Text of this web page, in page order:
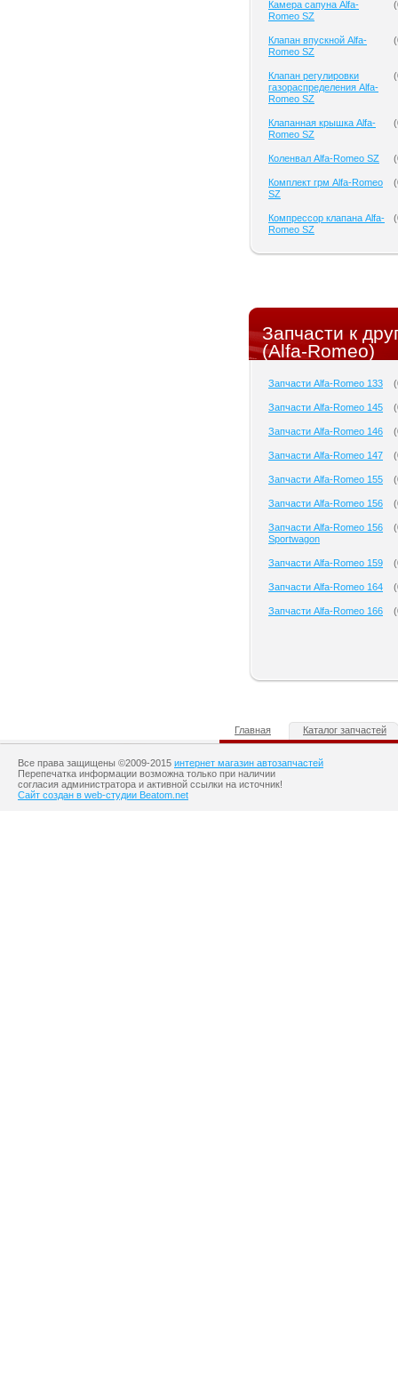
Камера сапуна Alfa-
Romeo SZ
(
Клапан впускной Alfa-
Romeo SZ
(
Клапан регулировки
газораспределения Alfa-
Romeo SZ
(
Клапанная крышка Alfa-
Romeo SZ
(
Коленвал Alfa-Romeo SZ (
Комплект грм Alfa-Romeo
SZ
(
Компрессор клапана Alfa-
Romeo SZ
(
Запчасти к
(Alfa-Romeo)
Запчасти Alfa-Romeo 133 (
Запчасти Alfa-Romeo 145 (
Запчасти Alfa-Romeo 146 (
Запчасти Alfa-Romeo 147 (
Запчасти Alfa-Romeo 155 (
Запчасти Alfa-Romeo 156 (
Запчасти Alfa-Romeo 156
Sportwagon
(
Запчасти Alfa-Romeo 159 (
Запчасти Alfa-Romeo 164 (
Запчасти Alfa-Romeo 166 (
Главная Каталог запчастей
Все права защищены ©2009-2015 интернет магазин автозапчастей
Перепечатка информации возможна только при наличии
согласия администратора и активной ссылки на источник!
Сайт создан в web-студии Beatom.net